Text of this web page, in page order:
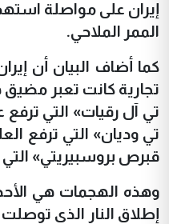
إيران على مواصلة
الممر الملاحي.
كما أضاف البيان أن
تجارية كانت تعبر مضيق
تي آل رقيات» التي ترفع
تي وديان» التي ترفع
قبرص بروسبيريتي» التي
وهذه الهجمات هي
إطلاق النار الذي توصلت